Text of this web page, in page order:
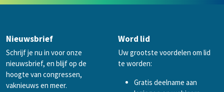
Nieuwsbrief
Schrijf je nu in voor onze
nieuwsbrief, en blijf op de
hoogte van congressen,
vaknieuws en meer.
Word lid
Uw grootste voordelen om lid
te worden:
Gratis deelname aan